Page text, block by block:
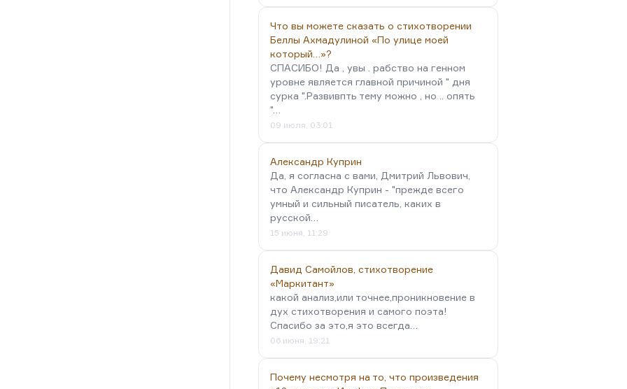
Что вы можете сказать о стихотворении
Беллы Ахмадулиной «По улице моей
который…»?
СПАСИБО! Да , увы . рабство на генном
уровне является главной причиной " дня
сурка ".Развивпть тему можно , но .. опять
"…
09 июля, 03:01
Александр Куприн
Да, я согласна с вами, Дмитрий Львович,
что Александр Куприн - "прежде всего
умный и сильный писатель, каких в
русской…
15 июня, 11:29
Давид Самойлов, стихотворение
«Маркитант»
какой анализ,или точнее,проникновение в
дух стихотворения и самого поэта!
Спасибо за это,я это всегда…
06 июня, 19:21
Почему несмотря на то, что произведения